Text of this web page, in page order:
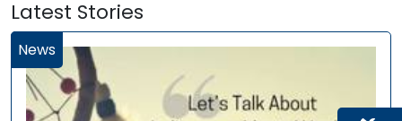
Latest Stories
News